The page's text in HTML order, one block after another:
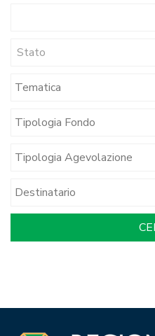
Stato